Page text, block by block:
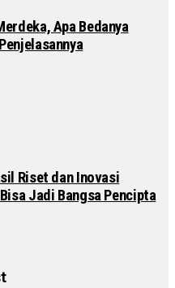
Apa Bedanya
Riset dan Inovasi
Jadi Bangsa Pencipta